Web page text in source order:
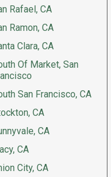
Rafael, CA
Ramon, CA
Clara, CA
Of Market, San
San Francisco, CA
CA
CA
CA
City, CA